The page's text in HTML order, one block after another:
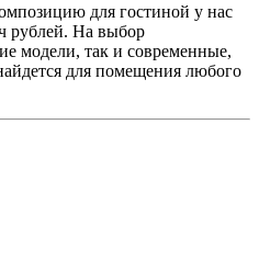
для гостиной у нас
рублей. На выбор
модели, так и современные,
для помещения любого